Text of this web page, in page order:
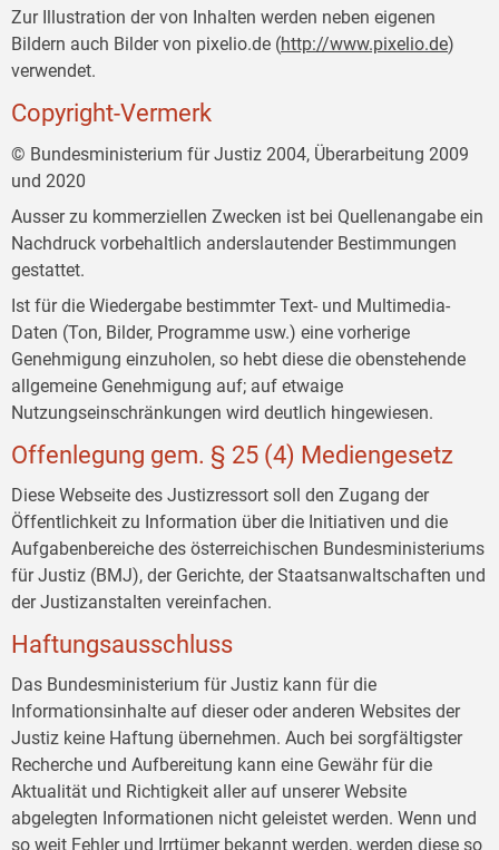
Zur Illustration der von Inhalten werden neben eigenen
Bildern auch Bilder von pixelio.de (http://www.pixelio.de)
verwendet.
Copyright-Vermerk
© Bundesministerium für Justiz 2004, Überarbeitung 2009
und 2020
Ausser zu kommerziellen Zwecken ist bei Quellenangabe ein
Nachdruck vorbehaltlich anderslautender Bestimmungen
gestattet.
Ist für die Wiedergabe bestimmter Text- und Multimedia-
Daten (Ton, Bilder, Programme usw.) eine vorherige
Genehmigung einzuholen, so hebt diese die obenstehende
allgemeine Genehmigung auf; auf etwaige
Nutzungseinschränkungen wird deutlich hingewiesen.
Offenlegung gem. § 25 (4) Mediengesetz
Diese Webseite des Justizressort soll den Zugang der
Öffentlichkeit zu Information über die Initiativen und die
Aufgabenbereiche des österreichischen Bundesministeriums
für Justiz (BMJ), der Gerichte, der Staatsanwaltschaften und
der Justizanstalten vereinfachen.
Haftungsausschluss
Das Bundesministerium für Justiz kann für die
Informationsinhalte auf dieser oder anderen Websites der
Justiz keine Haftung übernehmen. Auch bei sorgfältigster
Recherche und Aufbereitung kann eine Gewähr für die
Aktualität und Richtigkeit aller auf unserer Website
abgelegten Informationen nicht geleistet werden. Wenn und
so weit Fehler und Irrtümer bekannt werden, werden diese so